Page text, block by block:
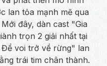
lan tỏa mạnh mẽ qua
đây, dàn cast "Gia
trọn 2 giải nhất tại
voi trở về rừng" lan
trái tim chân thành.